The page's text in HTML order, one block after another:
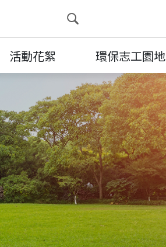
展開搜尋
活動花絮 環保志工園地